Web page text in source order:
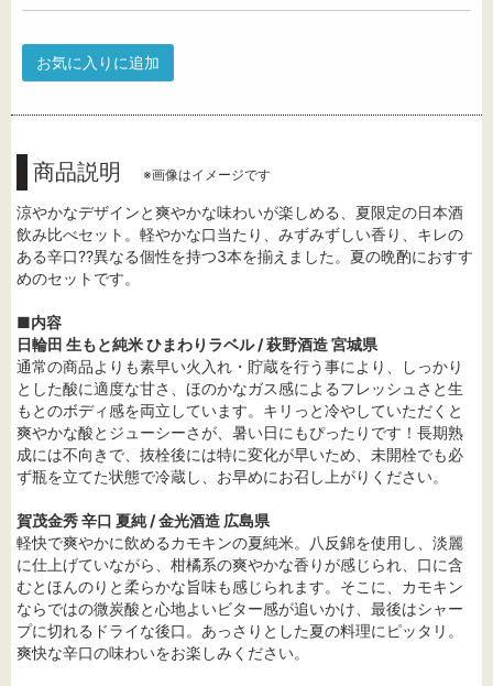
お気に入りに追加
商品説明 ※画像はイメージです
涼やかなデザインと爽やかな味わいが楽しめる、夏限定の日本酒
飲み比べセット。軽やかな口当たり、みずみずしい香り、キレの
ある辛口??異なる個性を持つ3本を揃えました。夏の晩酌におすす
めのセットです。
■内容
日輪田 生もと純米 ひまわりラベル / 萩野酒造 宮城県
通常の商品よりも素早い火入れ・貯蔵を行う事により、しっかり
とした酸に適度な甘さ、ほのかなガス感によるフレッシュさと生
もとのボディ感を両立しています。キリっと冷やしていただくと
爽やかな酸とジューシーさが、暑い日にもぴったりです！長期熟
成には不向きで、抜栓後には特に変化が早いため、未開栓でも必
ず瓶を立てた状態で冷蔵し、お早めにお召し上がりください。
賀茂金秀 辛口 夏純 / 金光酒造 広島県
軽快で爽やかに飲めるカモキンの夏純米。八反錦を使用し、淡麗
に仕上げていながら、柑橘系の爽やかな香りが感じられ、口に含
むとほんのりと柔らかな旨味も感じられます。そこに、カモキン
ならではの微炭酸と心地よいビター感が追いかけ、最後はシャー
プに切れるドライな後口。あっさりとした夏の料理にピッタリ。
爽快な辛口の味わいをお楽しみください。